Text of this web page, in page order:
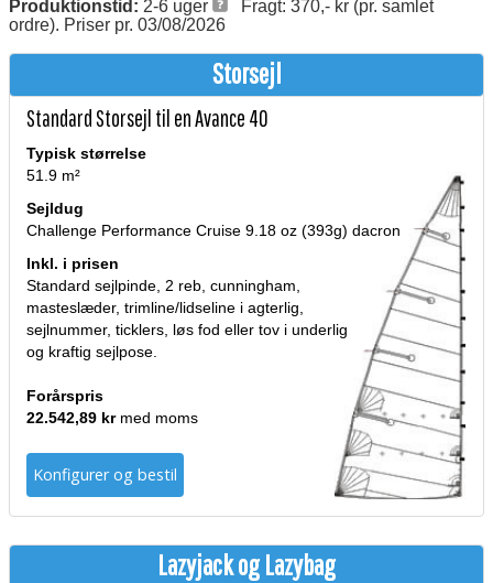
Produktionstid: 2-6 uger
Fragt: 370,- kr (pr. samlet
ordre). Priser pr. 03/08/2026
Storsejl
Standard Storsejl til en Avance 40
Typisk størrelse
51.9 m²
Sejldug
Challenge Performance Cruise 9.18 oz (393g) dacron
Inkl. i prisen
Standard sejlpinde, 2 reb, cunningham,
masteslæder, trimline/lidseline i agterlig,
sejlnummer, ticklers, løs fod eller tov i underlig
og kraftig sejlpose.
Forårspris
22.542,89 krmed moms
Konfigurer og bestil
Lazyjack og Lazybag